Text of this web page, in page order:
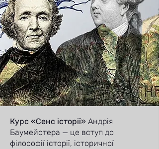
Курс «Сенс історії» Андрія
Баумейстера — це вступ до
філософії історії, історичної